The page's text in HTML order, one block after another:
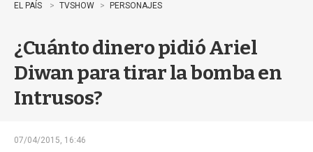
EL PAÍS TVSHOW PERSONAJES
¿Cuánto dinero pidió Ariel
Diwan para tirar la bomba en
Intrusos?
07/04/2015, 16:46